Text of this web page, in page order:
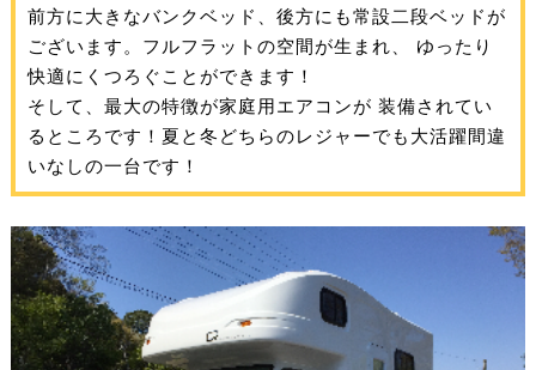
前方に大きなバンクベッド、後方にも常設二段ベッドが
ございます。フルフラットの空間が生まれ、 ゆったり
快適にくつろぐことができます！
そして、最大の特徴が家庭用エアコンが 装備されてい
るところです！夏と冬どちらのレジャーでも大活躍間違
いなしの一台です！